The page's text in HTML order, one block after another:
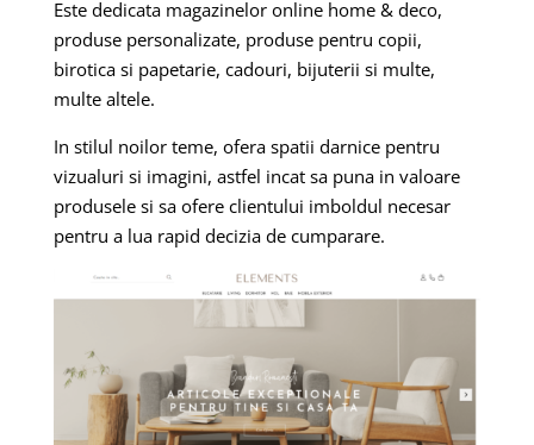
Este dedicata magazinelor online home & deco,
produse personalizate, produse pentru copii,
birotica si papetarie, cadouri, bijuterii si multe,
multe altele.
In stilul noilor teme, ofera spatii darnice pentru
vizualuri si imagini, astfel incat sa puna in valoare
produsele si sa ofere clientului imboldul necesar
pentru a lua rapid decizia de cumparare.